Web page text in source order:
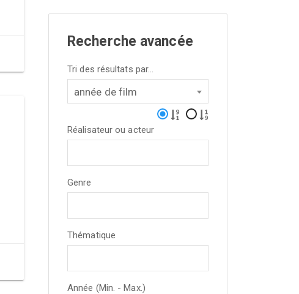
Recherche avancée
Tri des résultats par...
année de film
Réalisateur ou acteur
Genre
Thématique
Année (Min. - Max.)